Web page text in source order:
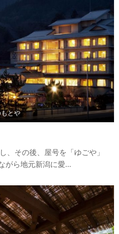
とや
、その後、屋号を「ゆごや」
がら地元新潟に愛...